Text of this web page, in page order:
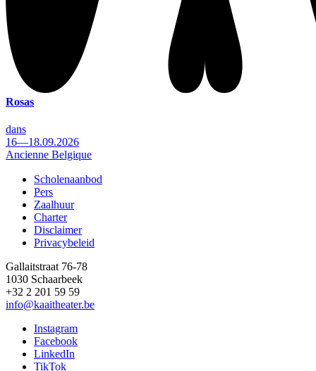
Rosas
dans
16—18.09.2026
Ancienne Belgique
Footer
Scholenaanbod
Pers
Zaalhuur
Charter
Disclaimer
Privacybeleid
Gallaitstraat 76-78
1030 Schaarbeek
+32 2 201 59 59
info@kaaitheater.be
Instagram
Facebook
LinkedIn
TikTok